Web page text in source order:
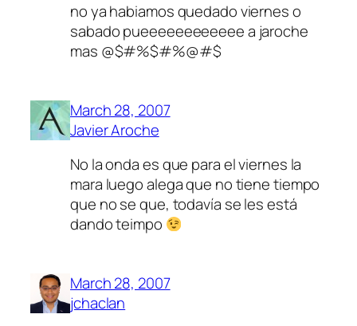
no ya habiamos quedado viernes o
sabado pueeeeeeeeeeee a jaroche
mas @$#%$#%@#$
March 28, 2007
Javier Aroche
No la onda es que para el viernes la
mara luego alega que no tiene tiempo
que no se que, todavía se les está
dando teimpo
March 28, 2007
jchaclan